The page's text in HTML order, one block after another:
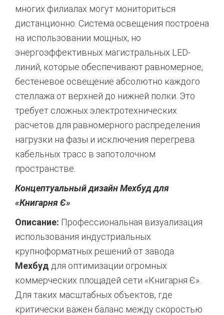
многих филиалах могут мониториться
дистанционно. Система освещения построена
на использовании мощных, но
энергоэффективных магистральных LED-
линий, которые обеспечивают равномерное,
бестеневое освещение абсолютно каждого
стеллажа от верхней до нижней полки. Это
требует сложных электротехнических
расчетов для равномерного распределения
нагрузки на фазы и исключения перегрева
кабельных трасс в запотолочном
пространстве.
Концептуальный дизайн Мехбуд для
«Книгарня Є»
Описание: Профессиональная визуализация
использования индустриальных
крупноформатных решений от завода
Мехбуд для оптимизации огромных
коммерческих площадей сети «Книгарня Є».
Для таких масштабных объектов, где
критически важен баланс между скоростью